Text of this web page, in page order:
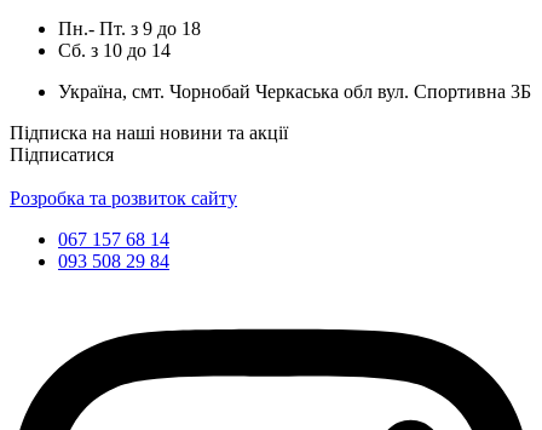
Пн.- Пт. з 9 до 18
Сб. з 10 до 14
Україна, смт. Чорнобай Черкаська обл вул. Спортивна 3Б
Підписка на наші новини та акції
Підписатися
Розробка та розвиток сайту
067 157 68 14
093 508 29 84